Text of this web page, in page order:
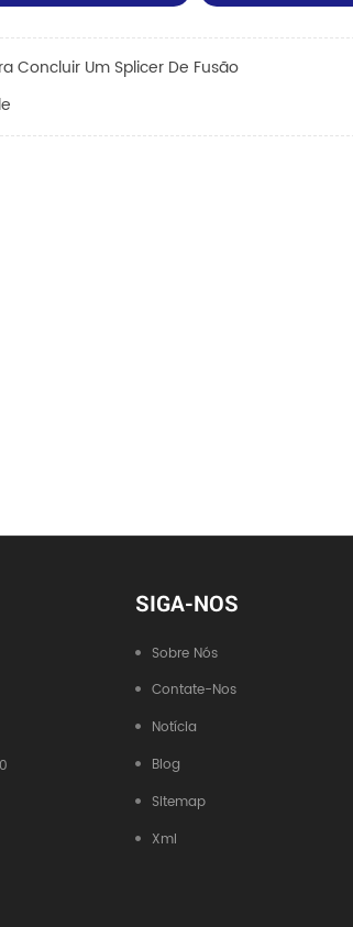
Concluir Um Splicer De Fusão
SIGA-NOS
Sobre Nós
Contate-Nos
Notícia
Blog
Sitemap
Xml